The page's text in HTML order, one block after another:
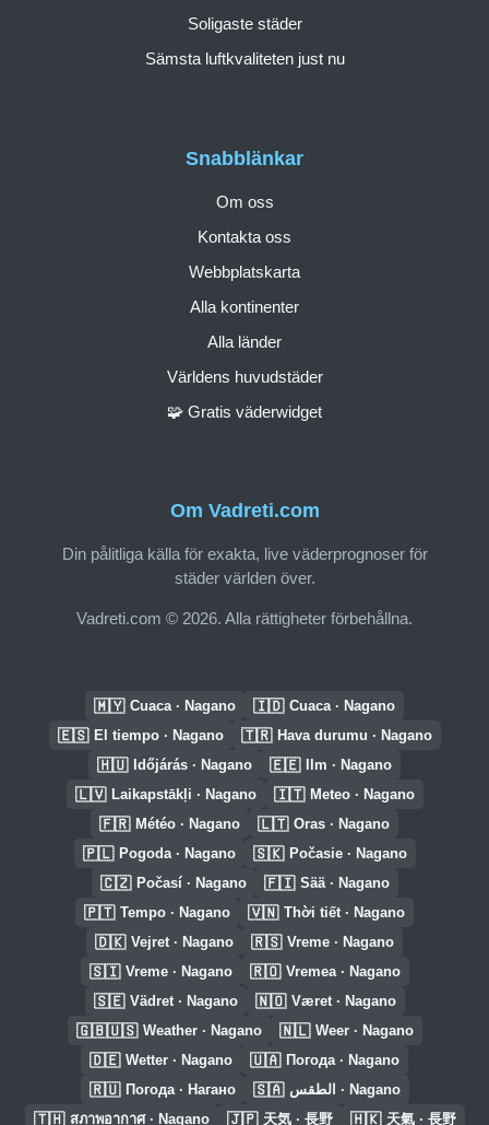
Om Vadreti.com
Din pålitliga källa för exakta, live väderprognoser för
städer världen över.
Vadreti.com © 2026. Alla rättigheter förbehållna.
Snabblänkar
Om oss
Kontakta oss
Webbplatskarta
Alla kontinenter
Alla länder
Världens huvudstäder
🧩 Gratis väderwidget
Soligaste städer
Sämsta luftkvaliteten just nu
🇲🇾 Cuaca · Nagano 🇮🇩 Cuaca · Nagano
🇪🇸 El tiempo · Nagano 🇹🇷 Hava durumu · Nagano
🇭🇺 Időjárás · Nagano 🇪🇪 Ilm · Nagano
🇱🇻 Laikapstākļi · Nagano 🇮🇹 Meteo · Nagano
🇫🇷 Météo · Nagano 🇱🇹 Oras · Nagano
🇵🇱 Pogoda · Nagano 🇸🇰 Počasie · Nagano
🇨🇿 Počasí · Nagano 🇫🇮 Sää · Nagano
🇵🇹 Tempo · Nagano 🇻🇳 Thời tiết · Nagano
🇩🇰 Vejret · Nagano 🇷🇸 Vreme · Nagano
🇸🇮 Vreme · Nagano 🇷🇴 Vremea · Nagano
🇸🇪 Vädret · Nagano 🇳🇴 Været · Nagano
🇬🇧🇺🇸 Weather · Nagano 🇳🇱 Weer · Nagano
🇩🇪 Wetter · Nagano 🇺🇦 Погода · Nagano
🇷🇺 Погода · Нагано 🇸🇦 الطقس · Nagano
🇹🇭 สภาพอากาศ · Nagano 🇯🇵 天気 · 長野 🇭🇰 天氣 · 長野